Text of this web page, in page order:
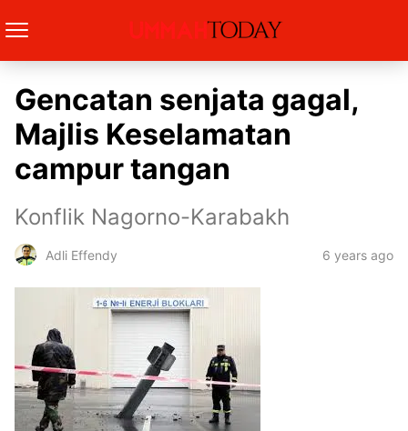
Gencatan senjata gagal,
Majlis Keselamatan
campur tangan
Konflik Nagorno-Karabakh
Adli Effendy 6 years ago